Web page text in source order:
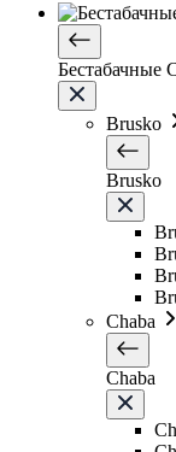
Бестабачные
Brusko
Brusko
Chaba
Chaba